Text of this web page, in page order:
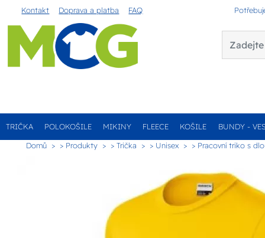
Kontakt Doprava a platba FAQ
TRIČKA POLOKOŠILE MIKINY FLEECE KOŠILE BUNDY -
Domů > Produkty > Trička > Unisex > Pracovní triko s